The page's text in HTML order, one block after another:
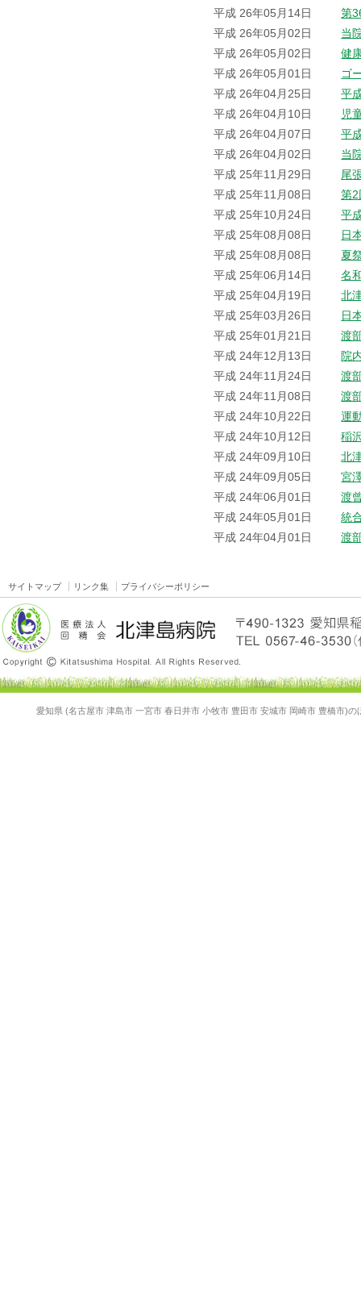
平成 26年05月14日
第
平成 26年05月02日
当
平成 26年05月02日
健
平成 26年05月01日
ゴ
平成 26年04月25日
平
平成 26年04月10日
児
平成 26年04月07日
平
平成 26年04月02日
当
平成 25年11月29日
尾
平成 25年11月08日
第2
平成 25年10月24日
平
平成 25年08月08日
日
平成 25年08月08日
夏
平成 25年06月14日
名
平成 25年04月19日
北
平成 25年03月26日
日
平成 25年01月21日
渡
平成 24年12月13日
院
平成 24年11月24日
渡
平成 24年11月08日
渡
平成 24年10月22日
運
平成 24年10月12日
稲
平成 24年09月10日
北
平成 24年09月05日
宮
平成 24年06月01日
渡
平成 24年05月01日
統
平成 24年04月01日
渡
サイトマップ リンク集 プライバシーポリシー
愛知県 (名古屋市 津島市 一宮市 春日井市 小牧市 豊田市 安城市 岡崎市 豊橋市)